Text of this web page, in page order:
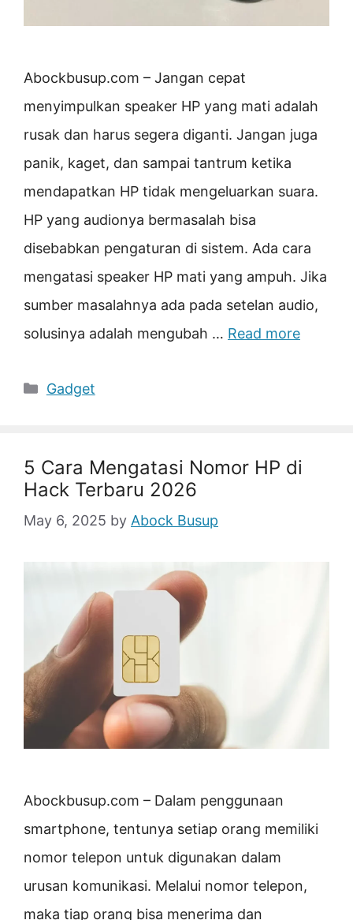
Abockbusup.com – Jangan cepat
menyimpulkan speaker HP yang mati adalah
rusak dan harus segera diganti. Jangan juga
panik, kaget, dan sampai tantrum ketika
mendapatkan HP tidak mengeluarkan suara.
HP yang audionya bermasalah bisa
disebabkan pengaturan di sistem. Ada cara
mengatasi speaker HP mati yang ampuh. Jika
sumber masalahnya ada pada setelan audio,
solusinya adalah mengubah … Read more
Categories
Gadget
5 Cara Mengatasi Nomor HP di
Hack Terbaru 2026
May 6, 2025 by Abock Busup
Abockbusup.com – Dalam penggunaan
smartphone, tentunya setiap orang memiliki
nomor telepon untuk digunakan dalam
urusan komunikasi. Melalui nomor telepon,
maka tiap orang bisa menerima dan